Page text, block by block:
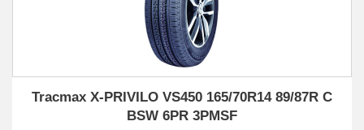
Tracmax X-PRIVILO VS450 165/70R14 89/87R C
BSW 6PR 3PMSF